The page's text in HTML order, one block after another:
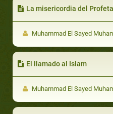
La misericordia del Profeta hacia los dos mundos y su
Muhammad El Sayed
El llamado al Islam
Muhammad El Sayed